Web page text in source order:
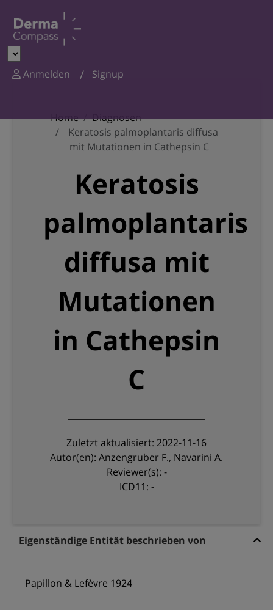
Anmelden Signup
Home
Diagnosen
Keratosis palmoplantaris diffusa
mit Mutationen in Cathepsin C
Keratosis
palmoplantaris
diffusa mit
Mutationen
in Cathepsin
C
Zuletzt aktualisiert: 2022-11-16
Autor(en): Anzengruber F., Navarini A.
Reviewer(s): -
ICD11: -
Eigenständige Entität beschrieben von
Papillon & Lefèvre 1924